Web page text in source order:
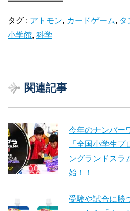
タグ : アトモン, カードゲーム, タ
小学館, 科学
関連記事
今年のナンバー
「全国小学生
ングランドスラ
始！！
受験や試合に勝